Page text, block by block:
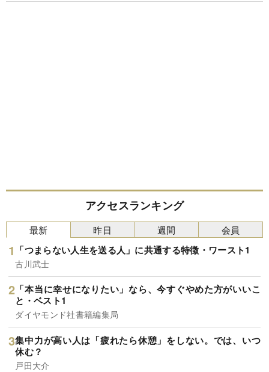
アクセスランキング
最新
「つまらない人生を送る人」に共通する特徴・ワースト1
古川武士
「本当に幸せになりたい」なら、今すぐやめた方がいいこ
と・ベスト1
ダイヤモンド社書籍編集局
集中力が高い人は「疲れたら休憩」をしない。では、いつ
休む？
戸田大介
昨日 週間 会員